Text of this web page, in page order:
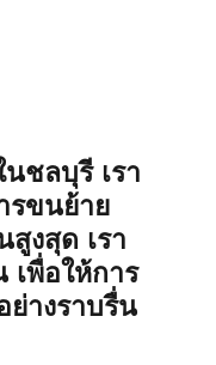
ชลบุรี เรา
รขนย้าย
สูงสุด เรา
พื่อให้การ
ย่างราบรื่น